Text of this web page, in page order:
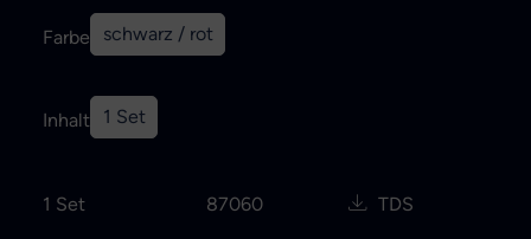
Farbe schwarz / rot
Inhalt 1 Set
1 Set 87060 TDS